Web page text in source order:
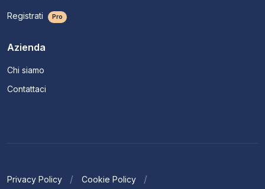
Registrati Pro
Azienda
Chi siamo
Contattaci
Privacy Policy
Cookie Policy